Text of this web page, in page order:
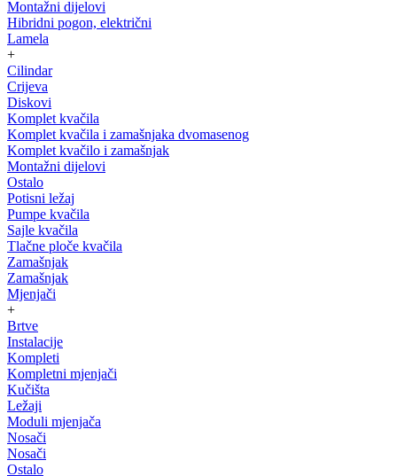
Montažni dijelovi
Hibridni pogon, električni
Lamela
+
Cilindar
Crijeva
Diskovi
Komplet kvačila
Komplet kvačila i zamašnjaka dvomasenog
Komplet kvačilo i zamašnjak
Montažni dijelovi
Ostalo
Potisni ležaj
Pumpe kvačila
Sajle kvačila
Tlačne ploče kvačila
Zamašnjak
Zamašnjak
Mjenjači
+
Brtve
Instalacije
Kompleti
Kompletni mjenjači
Kučišta
Ležaji
Moduli mjenjača
Nosači
Nosači
Ostalo